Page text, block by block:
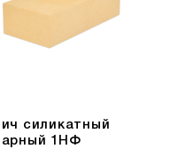
силикатный
1НФ